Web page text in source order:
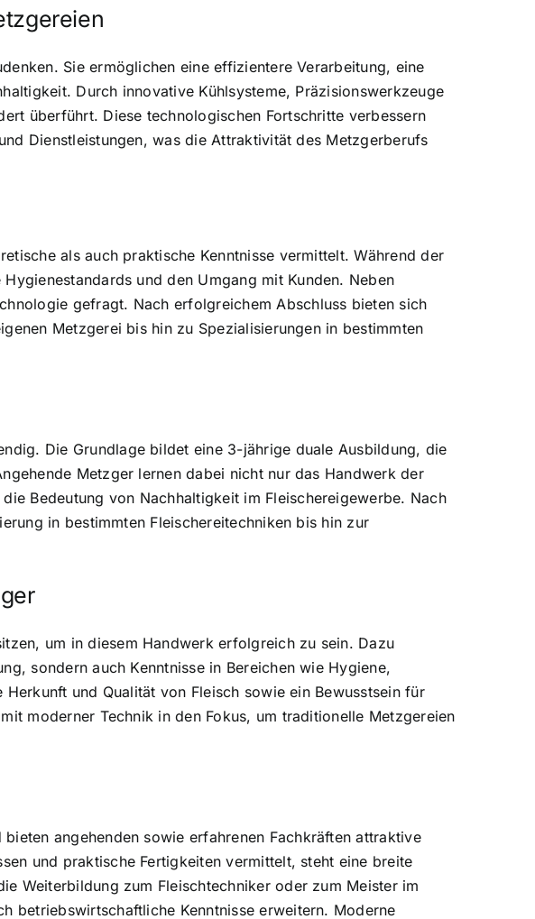
Sie ermöglichen eine effizientere Verarbeitung, eine
Durch innovative Kühlsysteme, Präzisionswerkzeuge
überführt. Diese technologischen Fortschritte verbessern
Dienstleistungen, was die Attraktivität des Metzgerberufs
als auch praktische Kenntnisse vermittelt. Während der
und den Umgang mit Kunden. Neben
gefragt. Nach erfolgreichem Abschluss bieten sich
Metzgerei bis hin zu Spezialisierungen in bestimmten
Die Grundlage bildet eine 3-jährige duale Ausbildung, die
Metzger lernen dabei nicht nur das Handwerk der
Bedeutung von Nachhaltigkeit im Fleischereigewerbe. Nach
in bestimmten Fleischereitechniken bis hin zur
um in diesem Handwerk erfolgreich zu sein. Dazu
sondern auch Kenntnisse in Bereichen wie Hygiene,
und Qualität von Fleisch sowie ein Bewusstsein für
moderner Technik in den Fokus, um traditionelle Metzgereien
angehenden sowie erfahrenen Fachkräften attraktive
und praktische Fertigkeiten vermittelt, steht eine breite
Weiterbildung zum Fleischtechniker oder zum Meister im
betriebswirtschaftliche Kenntnisse erweitern. Moderne